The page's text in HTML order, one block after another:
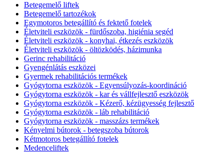
Betegemelő liftek
Betegemelő tartozékok
Egymotoros betegállító és fektető fotelek
Életviteli eszközök - fürdőszoba, higiénia segéd
Életviteli eszközök - konyhai, étkezés eszközök
Életviteli eszközök - öltözködés, házimunka
Gerinc rehabilitáció
Gyengénlátás eszközei
Gyermek rehabilitációs termékek
Gyógytorna eszközök - Egyensúlyozás-koordináció
Gyógytorna eszközök - kar és vállfejlesztő eszközök
Gyógytorna eszközök - Kézerő, kézügyesség fejlesztő
Gyógytorna eszközök - láb rehabilitáció
Gyógytorna eszközök - masszázs termékek
Kényelmi bútorok - betegszoba bútorok
Kétmotoros betegállító fotelek
Medenceliftek